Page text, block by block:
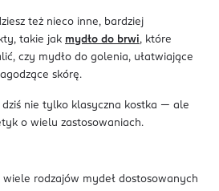
też nieco inne, bardziej
takie jak mydło do brwi, które
czy mydło do golenia, ułatwiające
skórę.
dziś nie tylko klasyczna kostka — ale
o wielu zastosowaniach.
wiele rodzajów mydeł dostosowanych